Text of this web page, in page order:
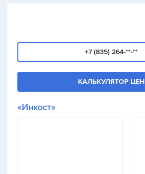
+7 (835) 264-**-**
КАЛЬКУЛЯТОР ЦЕН
«Инкост»